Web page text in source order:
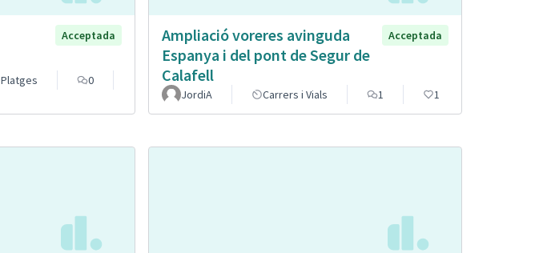
Acceptada
Platges
0
Ampliació voreres avinguda
Espanya i del pont de Segur de
Calafell
Acceptada
JordiA Carrers i Vials 1 1